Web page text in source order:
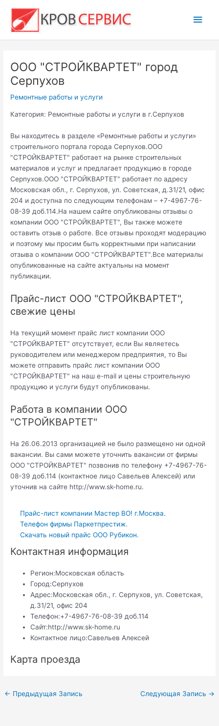
содержимому
ООО "СТРОЙКВАРТЕТ" город
Серпухов
Ремонтные работы и услуги
Категория: Ремонтные работы и услуги в г.Серпухов
Вы находитесь в разделе «Ремонтные работы и услуги»
строительного портала города Серпухов.ООО
"СТРОЙКВАРТЕТ" работает на рынке строительных
материалов и услуг и предлагает продукцию в городе
Серпухов.ООО "СТРОЙКВАРТЕТ" работает по адресу
Московская обл., г. Серпухов, ул. Советская, д.31/21, офис
204 и доступна по следующим телефонам – +7-4967-76-
08-39 доб.114.На нашем сайте опубликованы отзывы о
компании ООО "СТРОЙКВАРТЕТ", Вы также можете
оставить отзыв о работе. Все отзывы проходят модерацию
и поэтому мы просим быть корректными при написании
отзыва о компании ООО "СТРОЙКВАРТЕТ".Все материалы
опубликованные на сайте актуальны на момент
публикации.
Прайс-лист ООО "СТРОЙКВАРТЕТ",
свежие цены
На текущий момент прайс лист компании ООО
"СТРОЙКВАРТЕТ" отсутствует, если Вы являетесь
руководителем или менеджером предприятия, то Вы
можете отправить прайс лист компании ООО
"СТРОЙКВАРТЕТ" на наш e-mail и цены строительную
продукцию и услуги будут опубликованы.
Работа в компании ООО
"СТРОЙКВАРТЕТ"
На 26.06.2013 организацией не было размещено ни одной
вакансии. Вы сами можете уточнить вакансии от фирмы
ООО "СТРОЙКВАРТЕТ" позвонив по телефону +7-4967-76-
08-39 доб.114 (контактное лицо Савельев Алексей) или
уточнив на сайте http://www.sk-home.ru.
Прайс-лист компании Мастер ВО! г.Москва.
Телефон фирмы Паркетпрестиж.
Скачать новый прайс ООО Рубикон.
Контактная информация
Регион:Московская область
Город:Серпухов
Адрес:Московская обл., г. Серпухов, ул. Советская,
д.31/21, офис 204
Телефон:+7-4967-76-08-39 доб.114
Сайт:http://www.sk-home.ru
Контактное лицо:Савельев Алексей
Карта проезда
Навигация
← Предыдущая Запись Следующая Запись →